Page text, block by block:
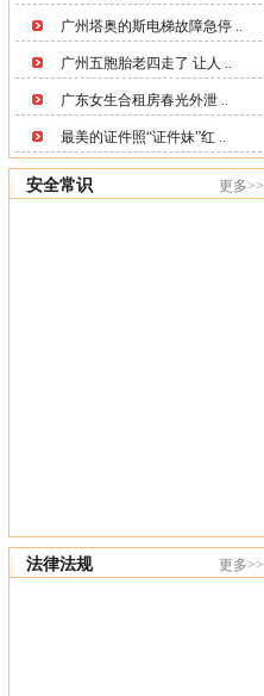
广州塔奥的斯电梯故障急停 ..
广州五胞胎老四走了 让人 ..
广东女生合租房春光外泄 ..
最美的证件照“证件妹”红 ..
安全常识 更多>>
法律法规 更多>>